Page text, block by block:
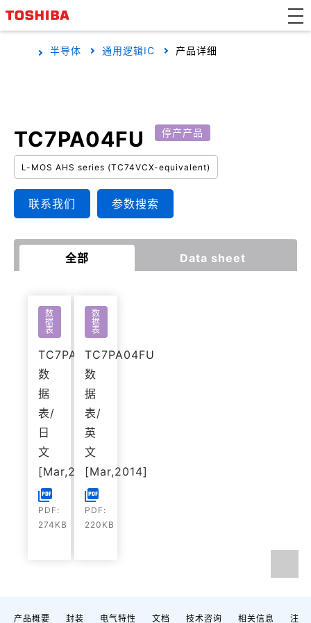
半导体 通用逻辑IC 产品详细
TC7PA04FU 停产产品
L-MOS AHS series (TC74VCX-equivalent)
联系我们 参数搜索
全部 Data sheet
数
据
表
TC7PA04FU
数
据
表/
日
文
[Mar,2014]
PDF:
274KB
数
据
表
TC7PA04FU
数
据
表/
英
文
[Mar,2014]
PDF:
220KB
产品概要 封装 电气特性 文档 技术咨询 相关信息 注